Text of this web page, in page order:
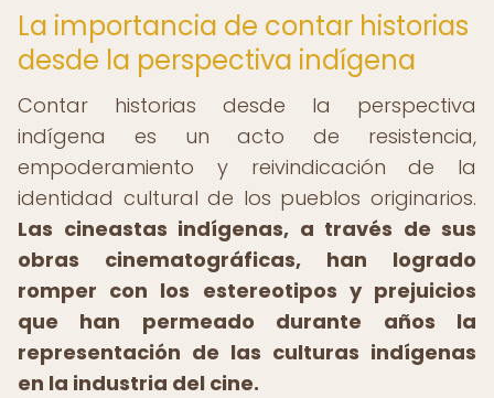
La importancia de contar historias
desde la perspectiva indígena
Contar historias desde la perspectiva
indígena es un acto de resistencia,
empoderamiento y reivindicación de la
identidad cultural de los pueblos originarios.
Las cineastas indígenas, a través de sus
obras cinematográficas, han logrado
romper con los estereotipos y prejuicios
que han permeado durante años la
representación de las culturas indígenas
en la industria del cine.